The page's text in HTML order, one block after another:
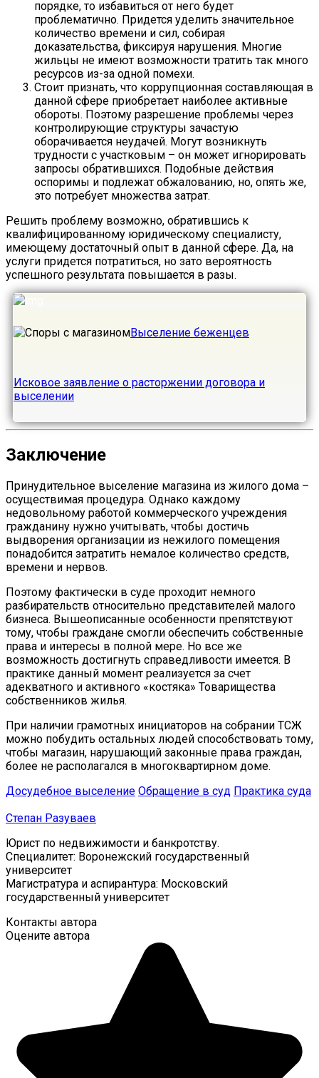
порядке, то избавиться от него будет
проблематично. Придется уделить значительное
количество времени и сил, собирая
доказательства, фиксируя нарушения. Многие
жильцы не имеют возможности тратить так много
ресурсов из-за одной помехи.
Стоит признать, что коррупционная составляющая в
данной сфере приобретает наиболее активные
обороты. Поэтому разрешение проблемы через
контролирующие структуры зачастую
оборачивается неудачей. Могут возникнуть
трудности с участковым – он может игнорировать
запросы обратившихся. Подобные действия
оспоримы и подлежат обжалованию, но, опять же,
это потребует множества затрат.
Решить проблему возможно, обратившись к
квалифицированному юридическому специалисту,
имеющему достаточный опыт в данной сфере. Да, на
услуги придется потратиться, но зато вероятность
успешного результата повышается в разы.
Выселение беженцев
Исковое заявление о расторжении договора и
выселении
Заключение
Принудительное выселение магазина из жилого дома –
осуществимая процедура. Однако каждому
недовольному работой коммерческого учреждения
гражданину нужно учитывать, чтобы достичь
выдворения организации из нежилого помещения
понадобится затратить немалое количество средств,
времени и нервов.
Поэтому фактически в суде проходит немного
разбирательств относительно представителей малого
бизнеса. Вышеописанные особенности препятствуют
тому, чтобы граждане смогли обеспечить собственные
права и интересы в полной мере. Но все же
возможность достигнуть справедливости имеется. В
практике данный момент реализуется за счет
адекватного и активного «костяка» Товарищества
собственников жилья.
При наличии грамотных инициаторов на собрании ТСЖ
можно побудить остальных людей способствовать тому,
чтобы магазин, нарушающий законные права граждан,
более не располагался в многоквартирном доме.
Досудебное выселение Обращение в суд Практика суда
Степан Разуваев
Юрист по недвижимости и банкротству.
Специалитет: Воронежский государственный
университет
Магистратура и аспирантура: Московский
государственный университет
Контакты автора
Оцените автора